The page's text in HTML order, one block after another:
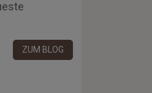
ZUM BLOG